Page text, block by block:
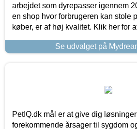
arbejdet som dyrepasser igennem
en shop hvor forbrugeren kan stole
køber, er af høj kvalitet. Klik her for
Se udvalget på
PetIQ.dk mål er at give dig
forekommende årsager til sygdom